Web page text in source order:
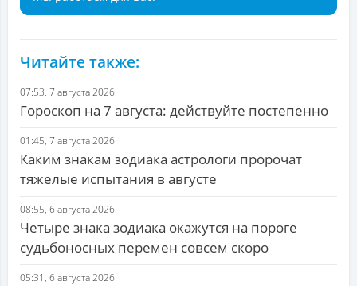
Читайте также:
07:53, 7 августа 2026
Гороскоп на 7 августа: действуйте постепенно
01:45, 7 августа 2026
Каким знакам зодиака астрологи пророчат
тяжелые испытания в августе
08:55, 6 августа 2026
Четыре знака зодиака окажутся на пороге
судьбоносных перемен совсем скоро
05:31, 6 августа 2026